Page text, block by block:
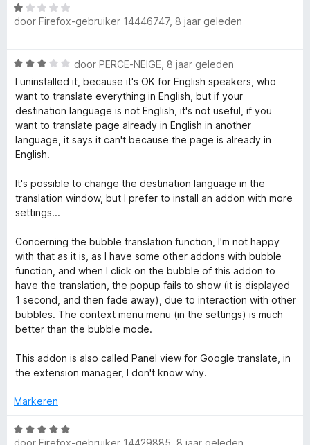
5
v
5
n
g
5
a
n
5
d
e
n
g
:
5
v
a
n
W
a
d
e
r
n
g
:
v
a
n
door Firefox-gebruiker 14446747, 8 jaar geleden
W
a
a
r
d
e
r
n
g
v
a
n
5
door PERCE-NEIGE 8 jaar geleden
I uninstalled it, because it's OK for English speakers, who
want to translate everything in English, but if your
destination language is not English, it's not useful, if you
want to translate page already in English in another
language, it says it can't because the page is already in
English.
It's possible to change the destination language in the
translation window, but I prefer to install an addon with more
settings...
Concerning the bubble translation function, I'm not happy
with that as it is, as I have some other addons with bubble
function, and when I click on the bubble of this addon to
have the translation, the popup fails to show (it is displayed
1 second, and then fade away), due to interaction with other
bubbles. The context menu menu (in the settings) is much
better than the bubble mode.
This addon is also called Panel view for Google translate, in
the extension manager, I don't know why.
Markeren
W
door Firefox-gebruiker 14429885 8 jaar geleden